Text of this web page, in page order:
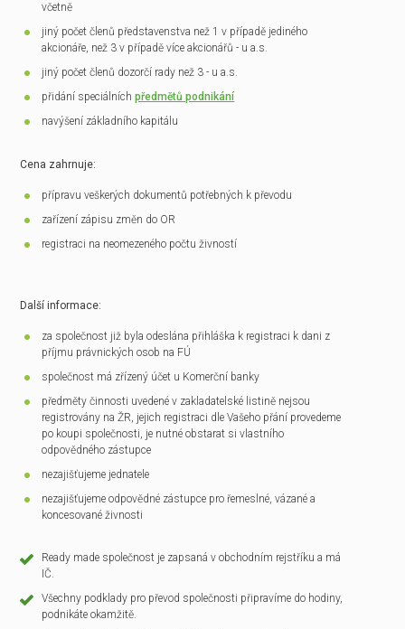
včetně
jiný počet členů představenstva než 1 v případě jediného
akcionáře, než 3 v případě více akcionářů - u a.s.
jiný počet členů dozorčí rady než 3 - u a.s.
přidání speciálníchpředmětů podnikání
navýšení základního kapitálu
Cena zahrnuje:
přípravu veškerých dokumentů potřebných k převodu
zařízení zápisu změn do OR
registraci na neomezeného počtu živností
Další informace:
za společnost již byla odeslána přihláška k registraci k dani z
příjmu právnických osob na FÚ
společnost má zřízený účet u Komerční banky
předměty činnosti uvedené v zakladatelské listině nejsou
registrovány na ŽR, jejich registraci dle Vašeho přání provedeme
po koupi společnosti, je nutné obstarat si vlastního
odpovědného zástupce
nezajišťujeme jednatele
nezajišťujeme odpovědné zástupce pro řemeslné, vázané a
koncesované živnosti
Ready made společnost je zapsaná v obchodním rejstříku a má
IČ.
Všechny podklady pro převod společnosti připravíme do hodiny,
podnikáte okamžitě.